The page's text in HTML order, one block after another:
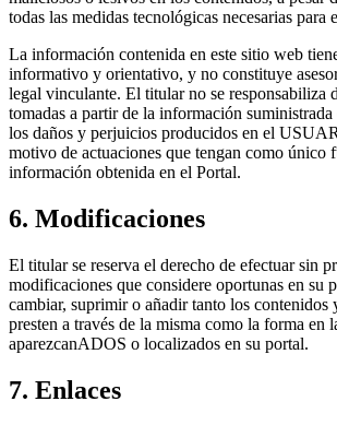
todas las medidas tecnológicas necesarias para
La información contenida en este sitio web
informativo y orientativo, y no constituye
legal vinculante. El titular no se responsabiliza
tomadas a partir de la información
los daños y perjuicios producidos en el
motivo de actuaciones que tengan como único
información obtenida en el Portal.
6. Modificaciones
El titular se reserva el derecho de efectuar sin
modificaciones que considere oportunas en su
cambiar, suprimir o añadir tanto los contenidos
presten a través de la misma como la forma en
aparezcanADOS o localizados en su portal.
7. Enlaces